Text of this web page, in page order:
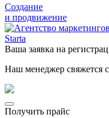
Создание
и продвижение
Ваша заявка на
Наш менеджер свяжется
Получить прайс